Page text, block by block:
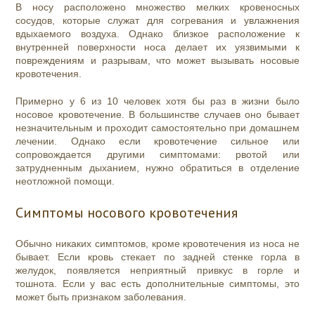
В носу расположено множество мелких кровеносных
сосудов, которые служат для согревания и увлажнения
вдыхаемого воздуха. Однако близкое расположение к
внутренней поверхности носа делает их уязвимыми к
повреждениям и разрывам, что может вызывать носовые
кровотечения.
Примерно у 6 из 10 человек хотя бы раз в жизни было
носовое кровотечение. В большинстве случаев оно бывает
незначительным и проходит самостоятельно при домашнем
лечении. Однако если кровотечение сильное или
сопровождается другими симптомами: рвотой или
затрудненным дыханием, нужно обратиться в отделение
неотложной помощи.
Симптомы носового кровотечения
Обычно никаких симптомов, кроме кровотечения из носа не
бывает. Если кровь стекает по задней стенке горла в
желудок, появляется неприятный привкус в горле и
тошнота. Если у вас есть дополнительные симптомы, это
может быть признаком заболевания.